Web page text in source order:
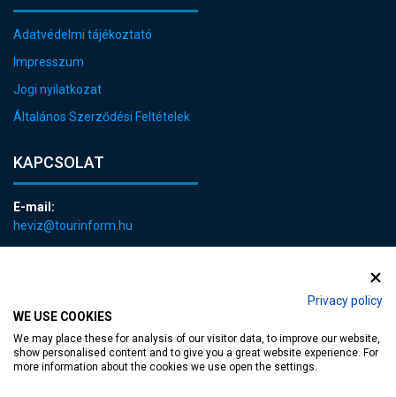
Privacy policy
WE USE COOKIES
We may place these for analysis of our visitor data, to improve our website,
show personalised content and to give you a great website experience. For
more information about the cookies we use open the settings.
Adatvédelmi tájékoztató
Impresszum
Jogi nyilatkozat
Általános Szerződési Feltételek
KAPCSOLAT
E-mail:
heviz@tourinform.hu